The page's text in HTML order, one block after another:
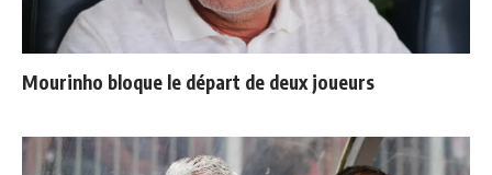
Mourinho bloque le départ de deux joueurs